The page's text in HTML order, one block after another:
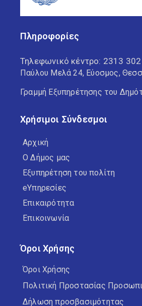
Πληροφορίες
Τηλεφωνικό κέντρο: 2313
Παύλου Μελά 24, Εύοσμος,
Γραμμή Εξυπηρέτησης του
Χρήσιμοι Σύνδεσμοι
Αρχική
Ο Δήμος μας
Εξυπηρέτηση του πολίτη
eΥπηρεσίες
Επικαιρότητα
Επικοινωνία
Όροι Χρήσης
Όροι Χρήσης
Πολιτική Προστασίας
Δήλωση προσβασιμότητας